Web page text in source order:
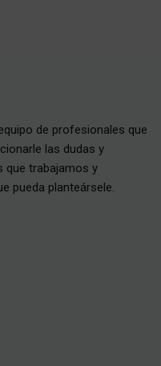
de profesionales que
las dudas y
que trabajamos y
pueda planteársele.